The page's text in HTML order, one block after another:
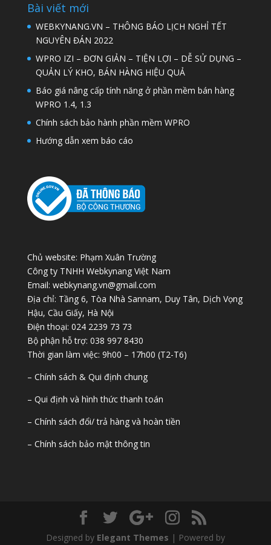
Bài viết mới
WEBKYNANG.VN – THÔNG BÁO LỊCH NGHỈ TẾT
NGUYÊN ĐÁN 2022
WPRO IZI – ĐƠN GIẢN – TIỆN LỢI – DỄ SỬ DỤNG –
QUẢN LÝ KHO, BÁN HÀNG HIỆU QUẢ
Báo giá nâng cấp tính năng ở phần mềm bán hàng
WPRO 1.4, 1.3
Chính sách bảo hành phần mềm WPRO
Hướng dẫn xem báo cáo
Chủ website: Phạm Xuân Trường
Công ty TNHH Webkynang Việt Nam
Email: webkynang.vn@gmail.com
Địa chỉ: Tầng 6, Tòa Nhà Sannam, Duy Tân, Dịch Vọng
Hậu, Cầu Giấy, Hà Nội
Điện thoại: 024 2239 73 73
Bộ phận hỗ trợ: 038 997 8430
Thời gian làm việc: 9h00 – 17h00 (T2-T6)
– Chính sách & Qui định chung
– Qui định và hình thức thanh toán
– Chính sách đổi/ trả hàng và hoàn tiền
– Chính sách bảo mật thông tin
Designed by Elegant Themes | Powered by